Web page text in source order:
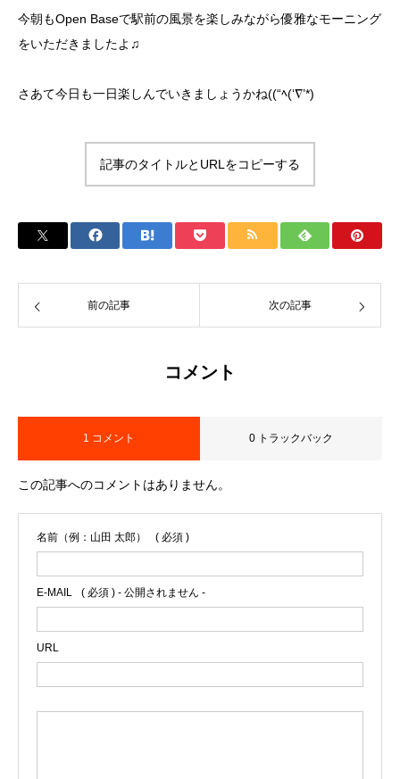
今朝もOpen Baseで駅前の風景を楽しみながら優雅なモーニング
をいただきましたよ♫
さあて今日も一日楽しんでいきましょうかね((“ﾍ(‘∇’*)
記事のタイトルとURLをコピーする
前の記事 次の記事
コメント
1 コメント 0 トラックバック
この記事へのコメントはありません。
名前（例：山田 太郎） ( 必須 )
E-MAIL ( 必須 ) - 公開されません -
URL